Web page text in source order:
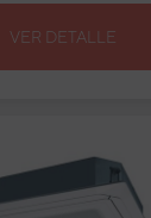
VER DETALLE